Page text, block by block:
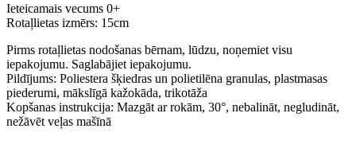
Ieteicamais vecums 0+
Rotaļlietas izmērs: 15cm
Pirms rotaļlietas nodošanas bērnam, lūdzu, noņemiet visu
iepakojumu. Saglabājiet iepakojumu.
Pildījums: Poliestera šķiedras un polietilēna granulas, plastmasas
piederumi, mākslīgā kažokāda, trikotāža
Kopšanas instrukcija: Mazgāt ar rokām, 30°, nebalināt, negludināt,
nežāvēt veļas mašīnā